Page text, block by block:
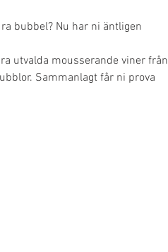
bubbel? Nu har ni äntligen
utvalda mousserande viner från
Sammanlagt får ni prova